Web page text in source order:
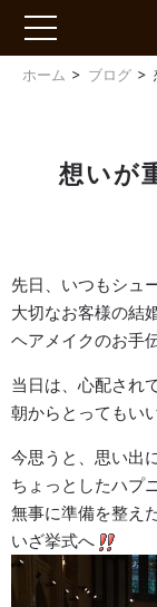
toggle
ホーム ブログ
想いが
先日、いつもシュ
大切なお客様の結
ヘアメイクのお手
当日は、心配され
朝からとってもい
今思うと、思い出
ちょっとしたハプ
無事に準備を整え
いざ挙式へ